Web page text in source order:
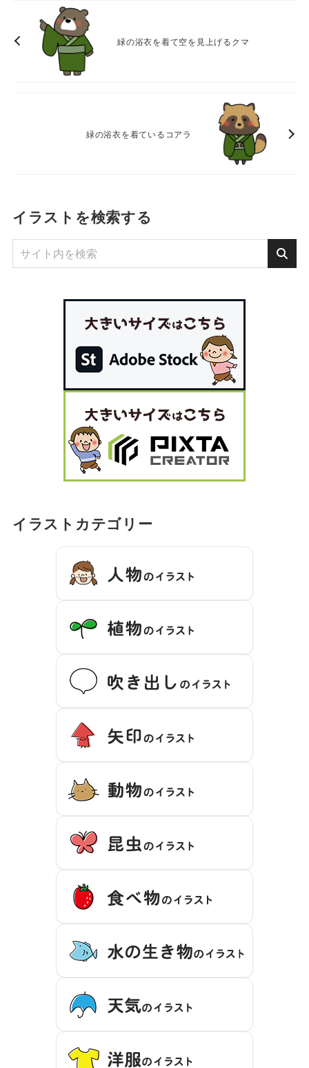
緑の浴衣を着て空を見上げるクマ
緑の浴衣を着ているコアラ
イラストを検索する
イラストカテゴリー